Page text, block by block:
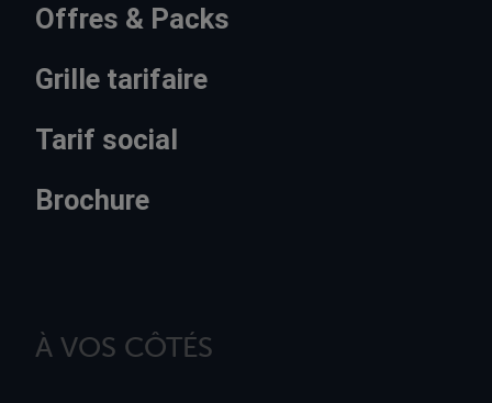
Offres & Packs
Grille tarifaire
Tarif social
Brochure
À VOS CÔTÉS